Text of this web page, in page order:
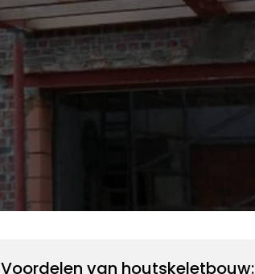
Voordelen van houtskeletbouw: